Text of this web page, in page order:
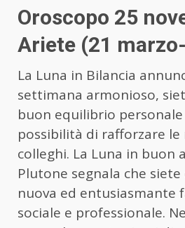
Oroscopo 25
Ariete (21
La Luna in Bilancia
settimana armonioso,
buon equilibrio personale
possibilità di rafforzare le
colleghi. La Luna in buon
Plutone segnala che
nuova ed entusiasmante
sociale e professionale.